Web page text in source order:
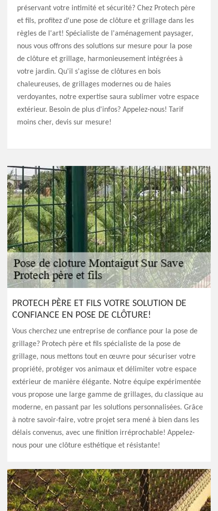
préservant votre intimité et sécurité? Chez Protech père
et fils, profitez d'une pose de clôture et grillage dans les
règles de l'art! Spécialiste de l'aménagement paysager,
nous vous offrons des solutions sur mesure pour la pose
de clôture et grillage, harmonieusement intégrées à
votre jardin. Qu'il s'agisse de clôtures en bois
chaleureuses, de grillages modernes ou de haies
verdoyantes, notre expertise saura sublimer votre espace
extérieur. Besoin de plus d'infos? Appelez-nous! Tarif
moins cher, devis sur mesure!
PROTECH PÈRE ET FILS VOTRE SOLUTION DE
CONFIANCE EN POSE DE CLÔTURE!
Vous cherchez une entreprise de confiance pour la pose de
grillage? Protech père et fils spécialiste de la pose de
grillage, nous mettons tout en œuvre pour sécuriser votre
propriété, protéger vos animaux et délimiter votre espace
extérieur de manière élégante. Notre équipe expérimentée
vous propose une large gamme de grillages, du classique au
moderne, en passant par les solutions personnalisées. Grâce
à notre savoir-faire, votre projet sera mené à bien dans les
délais convenus, avec une finition irréprochable! Appelez-
nous pour une clôture esthétique et résistante!